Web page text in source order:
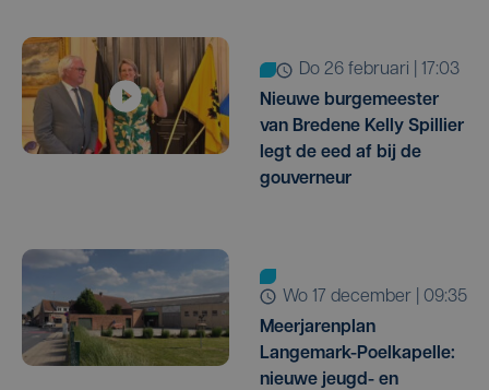
do 26 februari | 17:03
Nieuwe burgemeester
van Bredene Kelly Spillier
legt de eed af bij de
gouverneur
wo 17 december | 09:35
Meerjarenplan
Langemark-Poelkapelle:
nieuwe jeugd- en